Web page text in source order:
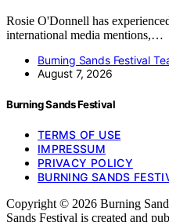
Rosie O'Donnell has
international media mentions,…
Burning Sands Festival
August 7, 2026
Burning Sands Festival
TERMS OF USE
IMPRESSUM
PRIVACY POLICY
BURNING SANDS
Copyright © 2026 Burning
Sands Festival is created and